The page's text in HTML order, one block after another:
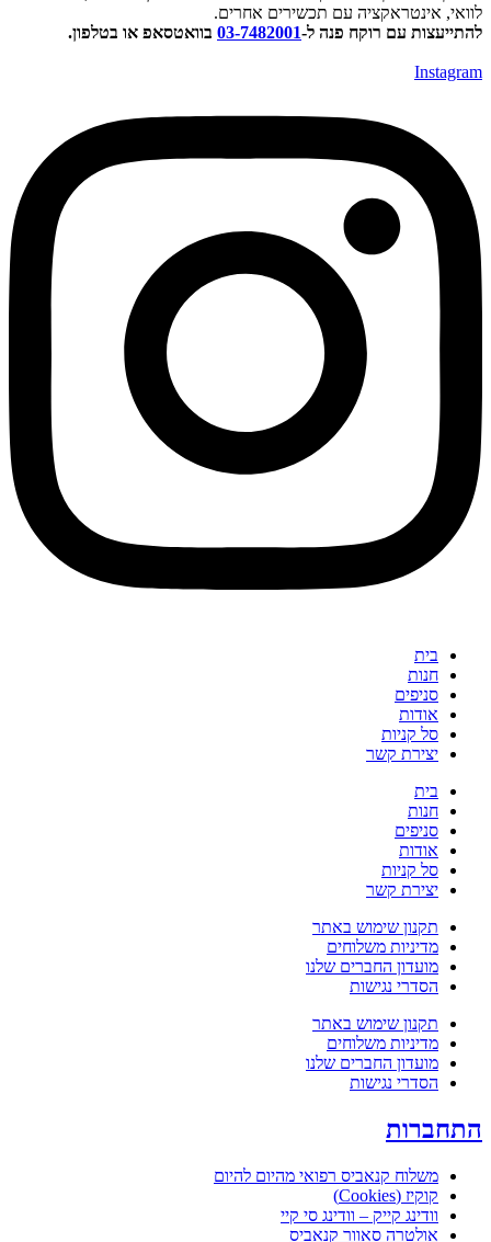
אינטראקציה עם תכשירים אחרים.
עם רוקח פנה ל- 03-7482001בוואטסאפ או בטלפון.
בית
חנות
סניפים
אודות
סל קניות
יצירת קשר
בית
חנות
סניפים
אודות
סל קניות
יצירת קשר
תקנון שימוש באתר
מדיניות משלוחים
מועדון החברים שלנו
הסדרי נגישות
תקנון שימוש באתר
מדיניות משלוחים
מועדון החברים שלנו
הסדרי נגישות
משלוח קנאביס רפואי מהיום להיום
קוקיז (Cookies)
וודינג קייק – וודינג סי קיי
אולטרה סאוור קנאביס